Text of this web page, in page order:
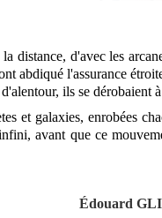
distance, d'avec les
abdiqué l'assurance
ils se dérobaient
et galaxies, enrobées
avant que ce
Édouard